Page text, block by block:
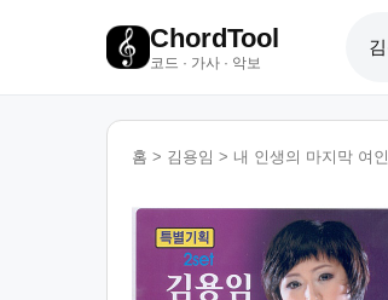
ChordTool
코드 · 가사 · 악보
홈 > 김용임 > 내 인생의 마지막 여인